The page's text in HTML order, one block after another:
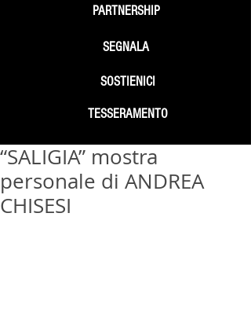
SEGNALA
SOSTIENICI
PARTNERSHIP
TESSERAMENTO
“SALIGIA” mostra
personale di ANDREA
CHISESI